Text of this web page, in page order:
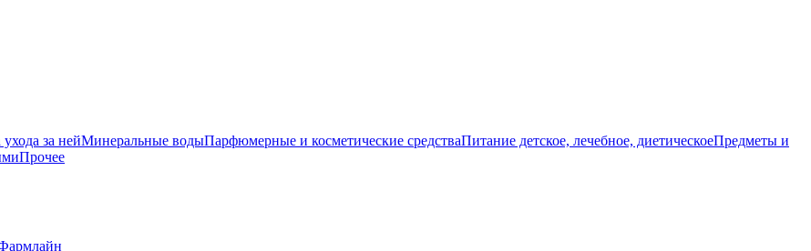
за нейМинеральные водыПарфюмерные и косметические средстваПитание детское, лечебное, диетическоеПредметы и
Прочее